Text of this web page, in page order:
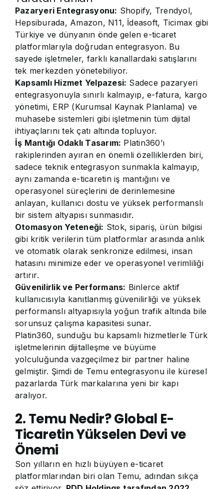
Pazaryeri Entegrasyonu: Shopify, Trendyol,
Hepsiburada, Amazon, N11, İdeasoft, Ticimax gibi
Türkiye ve dünyanın önde gelen e-ticaret
platformlarıyla doğrudan entegrasyon. Bu
sayede işletmeler, farklı kanallardaki satışlarını
tek merkezden yönetebiliyor.
Kapsamlı Hizmet Yelpazesi: Sadece pazaryeri
entegrasyonuyla sınırlı kalmayıp, e-fatura, kargo
yönetimi, ERP (Kurumsal Kaynak Planlama) ve
muhasebe sistemleri gibi işletmenin tüm dijital
ihtiyaçlarını tek çatı altında topluyor.
İş Mantığı Odaklı Tasarım: Platin360’ı
rakiplerinden ayıran en önemli özelliklerden biri,
sadece teknik entegrasyon sunmakla kalmayıp,
aynı zamanda e-ticaretin iş mantığını ve
operasyonel süreçlerini de derinlemesine
anlayan, kullanıcı dostu ve yüksek performanslı
bir sistem altyapısı sunmasıdır.
Otomasyon Yeteneği: Stok, sipariş, ürün bilgisi
gibi kritik verilerin tüm platformlar arasında anlık
ve otomatik olarak senkronize edilmesi, insan
hatasını minimize eder ve operasyonel verimliliği
artırır.
Güvenilirlik ve Performans: Binlerce aktif
kullanıcısıyla kanıtlanmış güvenilirliği ve yüksek
performanslı altyapısıyla yoğun trafik altında bile
sorunsuz çalışma kapasitesi sunar.
Platin360, sunduğu bu kapsamlı hizmetlerle Türk
işletmelerinin dijitalleşme ve büyüme
yolculuğunda vazgeçilmez bir partner haline
gelmiştir. Şimdi de Temu entegrasyonu ile küresel
pazarlarda Türk markalarına yeni bir kapı
aralıyor.
2. Temu Nedir? Global E-
Ticaretin Yükselen Devi ve
Önemi
Son yılların en hızlı büyüyen e-ticaret
platformlarından biri olan Temu, adından sıkça